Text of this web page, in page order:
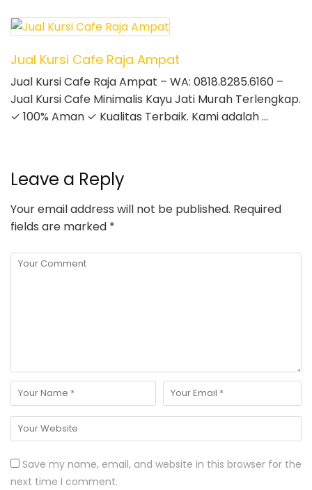
Jual Kursi Cafe Raja Ampat
Jual Kursi Cafe Raja Ampat – WA: 0818.8285.6160 –
Jual Kursi Cafe Minimalis Kayu Jati Murah Terlengkap.
✓ 100% Aman ✓ Kualitas Terbaik. Kami adalah …
Leave a Reply
Your email address will not be published. Required
fields are marked *
Save my name, email, and website in this browser for the
next time I comment.